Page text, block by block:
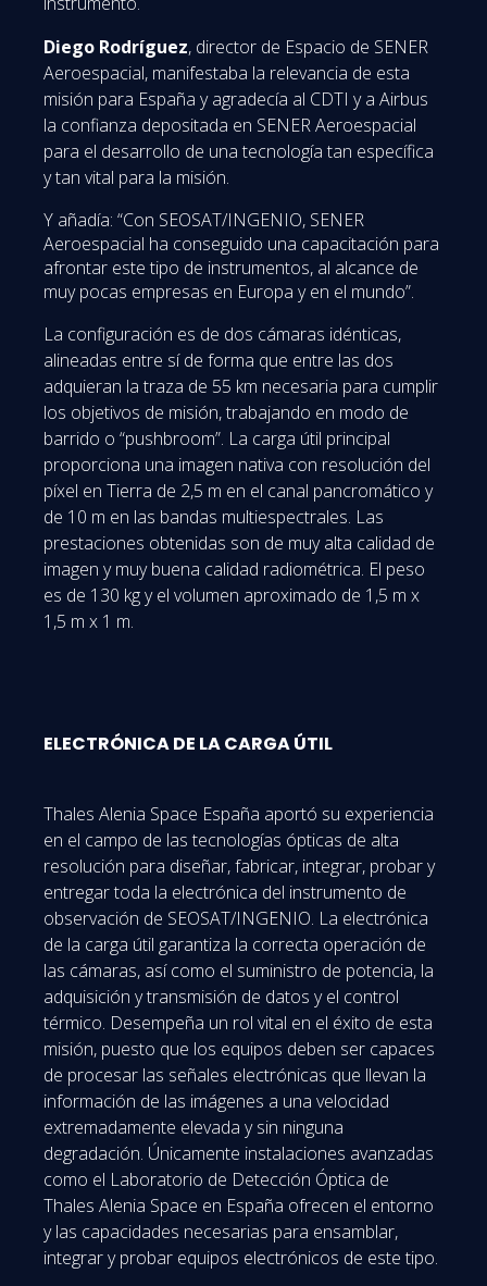
Diego Rodríguez, director de Espacio de SENER
Aeroespacial, manifestaba la relevancia de esta
misión para España y agradecía al CDTI y a Airbus
la confianza depositada en SENER Aeroespacial
para el desarrollo de una tecnología tan específica
y tan vital para la misión.
Y añadía: “Con SEOSAT/INGENIO, SENER
Aeroespacial ha conseguido una capacitación para
afrontar este tipo de instrumentos, al alcance de
muy pocas empresas en Europa y en el mundo”.
La configuración es de dos cámaras idénticas,
alineadas entre sí de forma que entre las dos
adquieran la traza de 55 km necesaria para cumplir
los objetivos de misión, trabajando en modo de
barrido o “pushbroom”. La carga útil principal
proporciona una imagen nativa con resolución del
píxel en Tierra de 2,5 m en el canal pancromático y
de 10 m en las bandas multiespectrales. Las
prestaciones obtenidas son de muy alta calidad de
imagen y muy buena calidad radiométrica. El peso
es de 130 kg y el volumen aproximado de 1,5 m x
1,5 m x 1 m.
ELECTRÓNICA DE LA CARGA ÚTIL
Thales Alenia Space España aportó su experiencia
en el campo de las tecnologías ópticas de alta
resolución para diseñar, fabricar, integrar, probar y
entregar toda la electrónica del instrumento de
observación de SEOSAT/INGENIO. La electrónica
de la carga útil garantiza la correcta operación de
las cámaras, así como el suministro de potencia, la
adquisición y transmisión de datos y el control
térmico. Desempeña un rol vital en el éxito de esta
misión, puesto que los equipos deben ser capaces
de procesar las señales electrónicas que llevan la
información de las imágenes a una velocidad
extremadamente elevada y sin ninguna
degradación. Únicamente instalaciones avanzadas
como el Laboratorio de Detección Óptica de
Thales Alenia Space en España ofrecen el entorno
y las capacidades necesarias para ensamblar,
integrar y probar equipos electrónicos de este tipo.